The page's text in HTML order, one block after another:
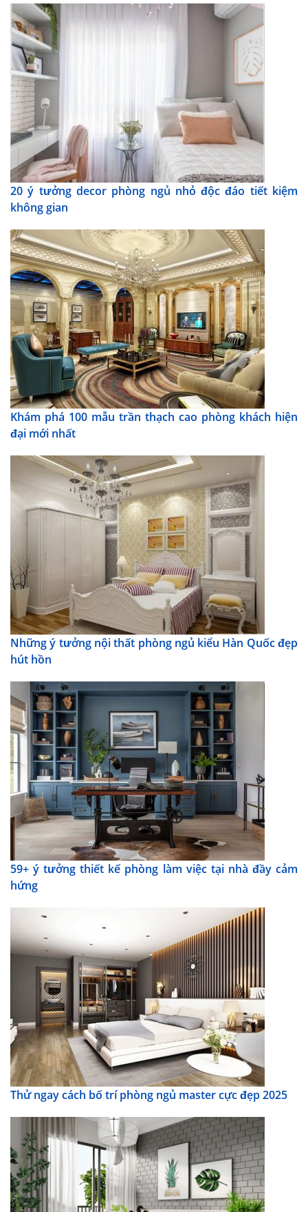
20 ý tưởng decor phòng ngủ nhỏ độc đáo tiết kiệm
không gian
Khám phá 100 mẫu trần thạch cao phòng khách hiện
đại mới nhất
Những ý tưởng nội thất phòng ngủ kiểu Hàn Quốc đẹp
hút hồn
59+ ý tưởng thiết kế phòng làm việc tại nhà đầy cảm
hứng
Thử ngay cách bố trí phòng ngủ master cực đẹp 2025